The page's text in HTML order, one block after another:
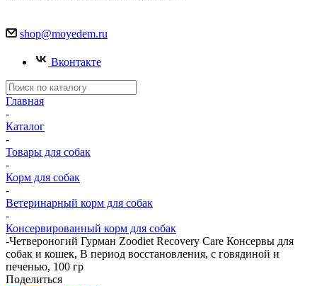
shop@moyedem.ru
Вконтакте
Главная
-
Каталог
-
Товары для собак
-
Корм для собак
-
Ветеринарный корм для собак
-
Консервированный корм для собак
-Четвероногий Гурман Zoodiet Recovery Care Консервы для
собак и кошек, В период восстановления, с говядиной и
печенью, 100 гр
Поделиться